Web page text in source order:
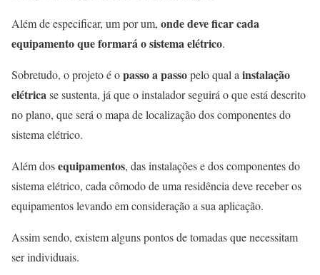
Além de especificar, um por um, onde deve ficar cada
equipamento que formará o sistema elétrico.
Sobretudo, o projeto é opasso a passopelo qual a instalação
elétricase sustenta, já que o instalador seguirá o que está descrito
no plano, que será o mapa de localização dos componentes do
sistema elétrico.
Além dosequipamentos, das instalações e dos componentes do
sistema elétrico, cada cômodo de uma residência deve receber os
equipamentos levando em consideração a sua aplicação.
Assim sendo, existem alguns pontos de tomadas que necessitam
ser individuais.